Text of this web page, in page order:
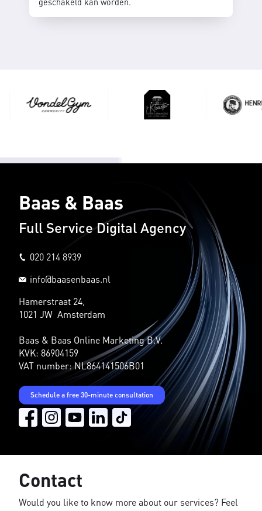
Baas & Baas
Full Service Digital Agency
020 214 8939
info@baasenbaas.nl
Hamerstraat 24,
1021 JW Amsterdam
Baas & Baas Online Marketing B.V.
KVK: 86904159
VAT number: NL864141506B01
Schedule a free 30-minute consultation
Contact
Would you like to know more about our services? Feel